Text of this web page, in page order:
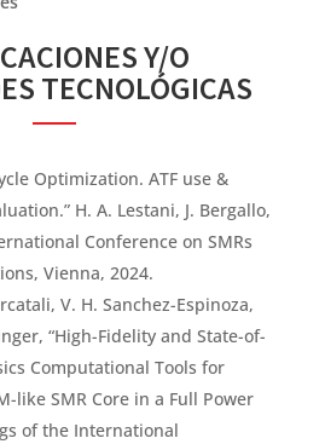
Y/O
TECNOLÓGICAS
Optimization. ATF use &
H. A. Lestani, J. Bergallo,
Conference on SMRs
Vienna, 2024.
V. H. Sanchez-Espinoza,
“High-Fidelity and State-of-
Computational Tools for
like SMR Core in a Full Power
of the International